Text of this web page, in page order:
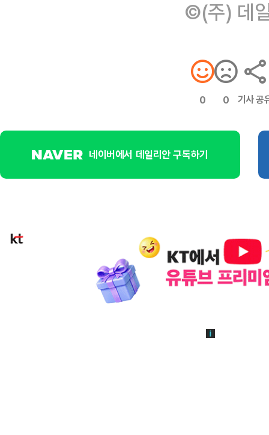
©(주) 데
0 0 기사 공
네이버에서 데일리안 구독하기